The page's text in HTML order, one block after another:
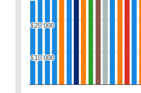
€10.000
€10.000
€20.000
€20.000